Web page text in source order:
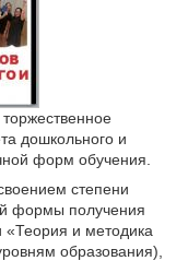
дошкольного и
форм обучения.
степени
формы получения
«Теория и методика
образования),